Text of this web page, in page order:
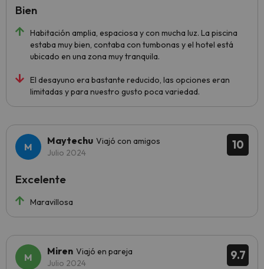
Habitación amplia, espaciosa y con mucha luz. La piscina
estaba muy bien, contaba con tumbonas y el hotel está
ubicado en una zona muy tranquila.
El desayuno era bastante reducido, las opciones eran
limitadas y para nuestro gusto poca variedad.
Bien
10
Maytechu Viajó con amigos
Julio 2024
Maravillosa
Excelente
9.7
Miren Viajó en pareja
Julio 2024